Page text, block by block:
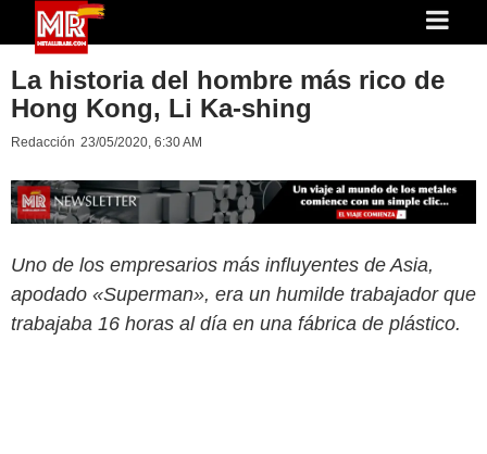
La historia del hombre más rico de
Hong Kong, Li Ka-shing
Redacción 23/05/2020, 6:30 AM
Uno de los empresarios más influyentes de Asia,
apodado «Superman», era un humilde trabajador que
trabajaba 16 horas al día en una fábrica de plástico.